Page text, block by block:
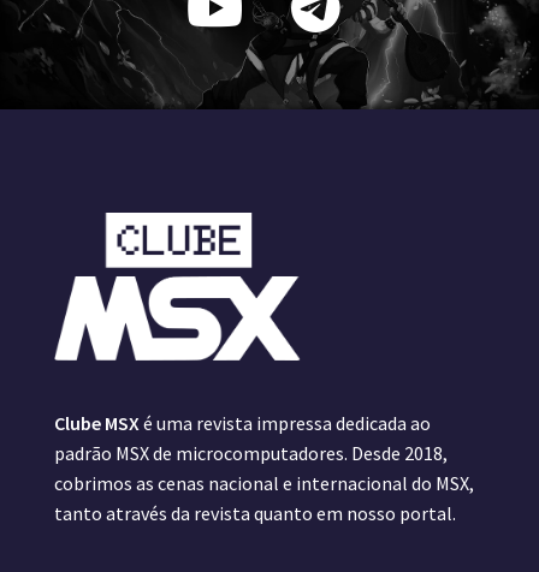
Clube MSXé uma revista impressa dedicada ao
padrão MSX de microcomputadores. Desde 2018,
cobrimos as cenas nacional e internacional do MSX,
tanto através da revista quanto em nosso portal.